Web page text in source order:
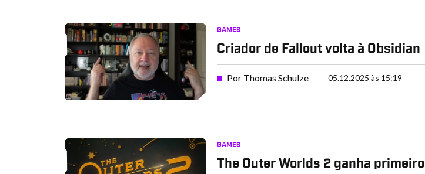
GAMES
Criador de Fallout volta à Obsidian
Por Thomas Schulze 05.12.2025 às 15:19
GAMES
The Outer Worlds 2 ganha primeiro